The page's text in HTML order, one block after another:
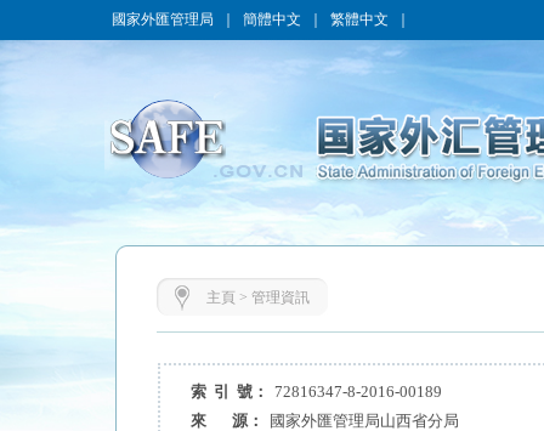
國家外匯管理局 簡體中文 繁體中文
主頁 > 管理資訊
索 引 號：
72816347-8-2016-00189
來 源：
國家外匯管理局山西省分局